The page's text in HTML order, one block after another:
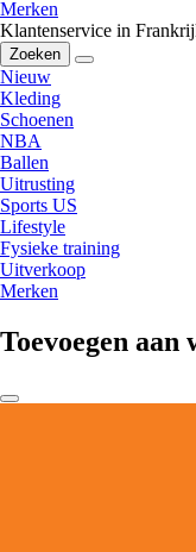
Merken
Klantenservice in
Zoeken
Nieuw
Kleding
Schoenen
NBA
Ballen
Uitrusting
Sports US
Lifestyle
Fysieke training
Uitverkoop
Merken
Toevoegen aan